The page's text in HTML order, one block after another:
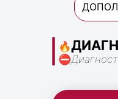
🔥
⛔